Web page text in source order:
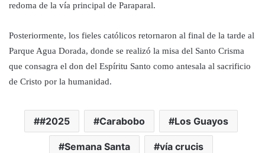
redoma de la vía principal de Paraparal.
Posteriormente, los fieles católicos retornaron al final de la tarde al
Parque Agua Dorada, donde se realizó la misa del Santo Crisma
que consagra el don del Espíritu Santo como antesala al sacrificio
de Cristo por la humanidad.
#2025 Carabobo Los Guayos
Semana Santa vía crucis